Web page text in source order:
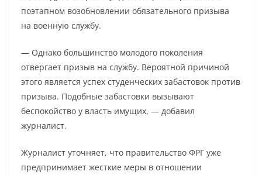
поэтапном возобновлении обязательного призыва
на военную службу.
— Однако большинство молодого поколения
отвергает призыв на службу. Вероятной причиной
этого является успех студенческих забастовок против
призыва. Подобные забастовки вызывают
беспокойство у власть имущих, — добавил
журналист.
Журналист уточняет, что правительство ФРГ уже
предпринимает жесткие меры в отношении